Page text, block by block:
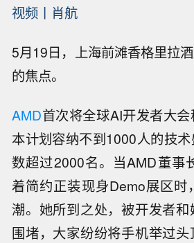
视频 丨 肖航
5月19日，上海前滩香格里拉
的焦点。
AMD首次将全球AI开发者大
本计划容纳不到1000人的技
数超过2000名。当AMD董事
着简约正装现身Demo展区时
潮。她所到之处，被开发者
围堵，大家纷纷将手机举过